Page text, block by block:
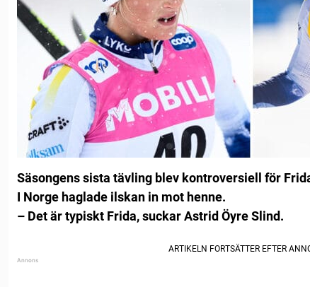
Säsongens sista tävling blev kontroversiell för
I Norge haglade ilskan in mot henne.
– Det är typiskt Frida, suckar Astrid Öyre Slind.